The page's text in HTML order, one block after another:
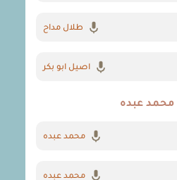
طلال مداح
اصيل ابو بكر
محمد عبده
محمد عبده
محمد عبده